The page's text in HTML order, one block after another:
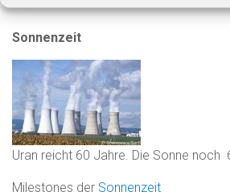
Sonnenzeit
Uran reicht 60 Jahre. Die Sonne noch
Milestones der Sonnenzeit